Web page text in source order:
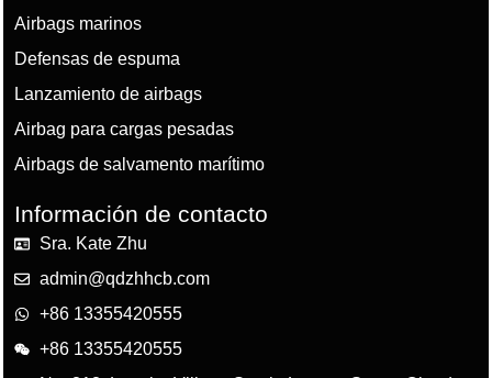
Airbags marinos
Defensas de espuma
Lanzamiento de airbags
Airbag para cargas pesadas
Airbags de salvamento marítimo
Información de contacto
Sra. Kate Zhu
admin@qdzhhcb.com
+86 13355420555
+86 13355420555